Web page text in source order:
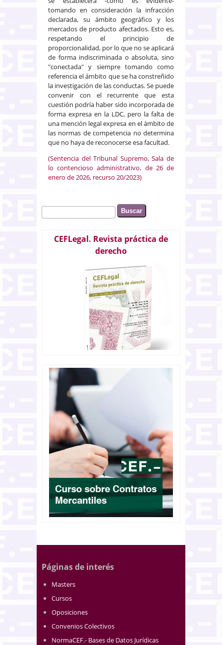
tomando en consideración la infracción
declarada, su ámbito geográfico y los
mercados de producto afectados. Esto es,
respetando el principio de
proporcionalidad, por lo que no se aplicará
de forma indiscriminada o absoluta, sino
"conectada" y siempre tomando como
referencia el ámbito que se ha constreñido
la investigación de las conductas. Se puede
convenir con el recurrente que esta
cuestión podría haber sido incorporada de
forma expresa en la LDC, pero la falta de
una mención legal expresa en el ámbito de
las normas de competencia no determina
que no haya de reconocerse esa facultad.
(Sentencia del Tribunal Supremo, Sala de
lo contencioso administrativo, de 26 de
enero de 2026, recurso 20/2023)
Formulario de búsqueda
Buscar
CEFLegal. Revista práctica de
derecho
Páginas de interés
Masters
Cursos
Oposiciones
Convenios Colectivos
NormaCEF.- Bases de Datos Jurídicas